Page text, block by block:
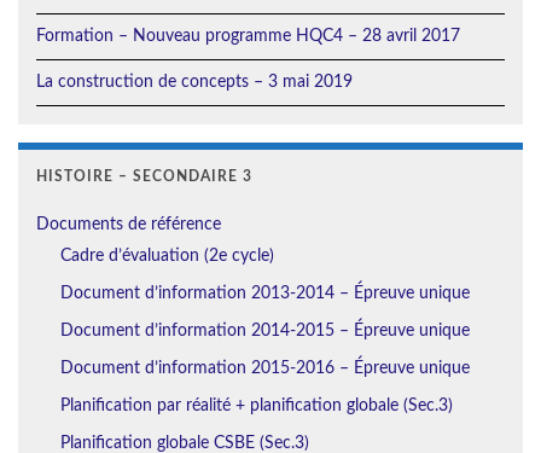
Formation – Nouveau programme HQC4 – 28 avril 2017
La construction de concepts – 3 mai 2019
HISTOIRE – SECONDAIRE 3
Documents de référence
Cadre d’évaluation (2e cycle)
Document d’information 2013-2014 – Épreuve unique
Document d’information 2014-2015 – Épreuve unique
Document d’information 2015-2016 – Épreuve unique
Planification par réalité + planification globale (Sec.3)
Planification globale CSBE (Sec.3)